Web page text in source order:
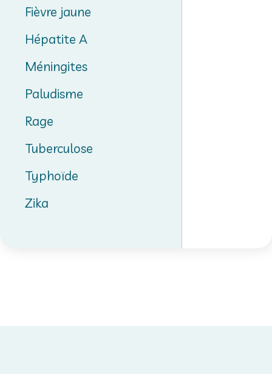
Fièvre jaune
Hépatite A
Méningites
Paludisme
Rage
Tuberculose
Typhoïde
Zika